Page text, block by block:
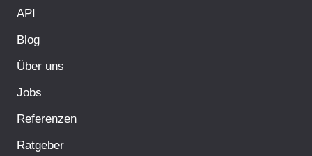
API
Blog
Über uns
Jobs
Referenzen
Ratgeber